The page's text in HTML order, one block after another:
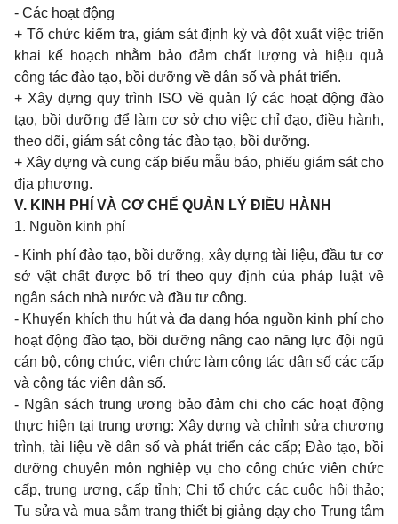
- Các hoạt động
+ Tổ chức kiểm tra, giám sát định kỳ và đột xuất việc triển
khai kế hoạch nhằm bảo đảm chất lượng và hiệu quả
công tác đào tạo, bồi dưỡng về dân số và phát triển.
+ Xây dựng quy trình ISO về quản lý các hoạt động đào
tạo, bồi dưỡng để làm cơ sở cho việc chỉ đạo, điều hành,
theo dõi, giám sát công tác đào tạo, bồi dưỡng.
+ Xây dựng và cung cấp biểu mẫu báo, phiếu giám sát cho
địa phương.
V. KINH PHÍ VÀ CƠ CHẾ QUẢN LÝ ĐIỀU HÀNH
1. Nguồn kinh phí
- Kinh phí đào tạo, bồi dưỡng, xây dựng tài liệu, đầu tư cơ
sở vật chất được bố trí theo quy định của pháp luật về
ngân sách nhà nước và đầu tư công.
- Khuyến khích thu hút và đa dạng hóa nguồn kinh phí cho
hoạt động đào tạo, bồi dưỡng nâng cao năng lực đội ngũ
cán bộ, công chức, viên chức làm công tác dân số các cấp
và cộng tác viên dân số.
- Ngân sách trung ương bảo đảm chi cho các hoạt động
thực hiện tại trung ương: Xây dựng và chỉnh sửa chương
trình, tài liệu về dân số và phát triển các cấp; Đào tạo, bồi
dưỡng chuyên môn nghiệp vụ cho công chức viên chức
cấp, trung ương, cấp tỉnh; Chi tổ chức các cuộc hội thảo;
Tu sửa và mua sắm trang thiết bị giảng dạy cho Trung tâm